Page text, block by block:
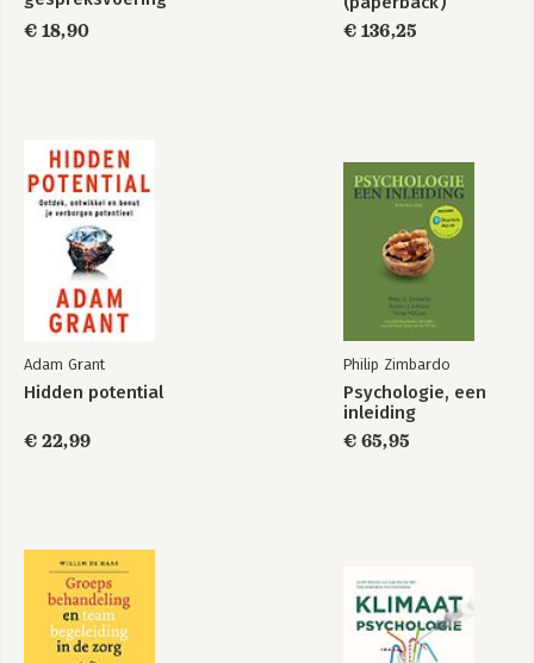
€ 18,90
€ 136,25
Adam Grant
Hidden potential
€ 22,99
Philip Zimbardo
Psychologie, een
inleiding
€ 65,95